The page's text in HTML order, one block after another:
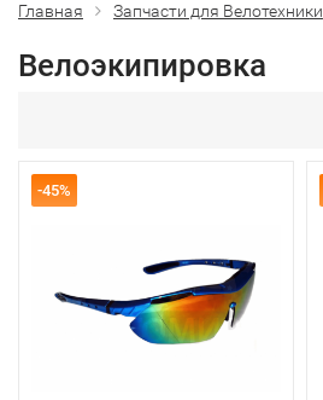
Главная Запчасти для Велотехники
Велоэкипировка
-45%